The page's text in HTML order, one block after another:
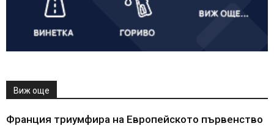
Виж още
Франция триумфира на Европейското първенство